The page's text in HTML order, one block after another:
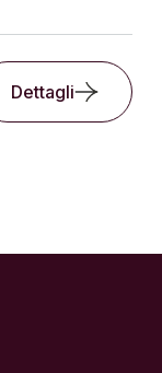
Dettagli